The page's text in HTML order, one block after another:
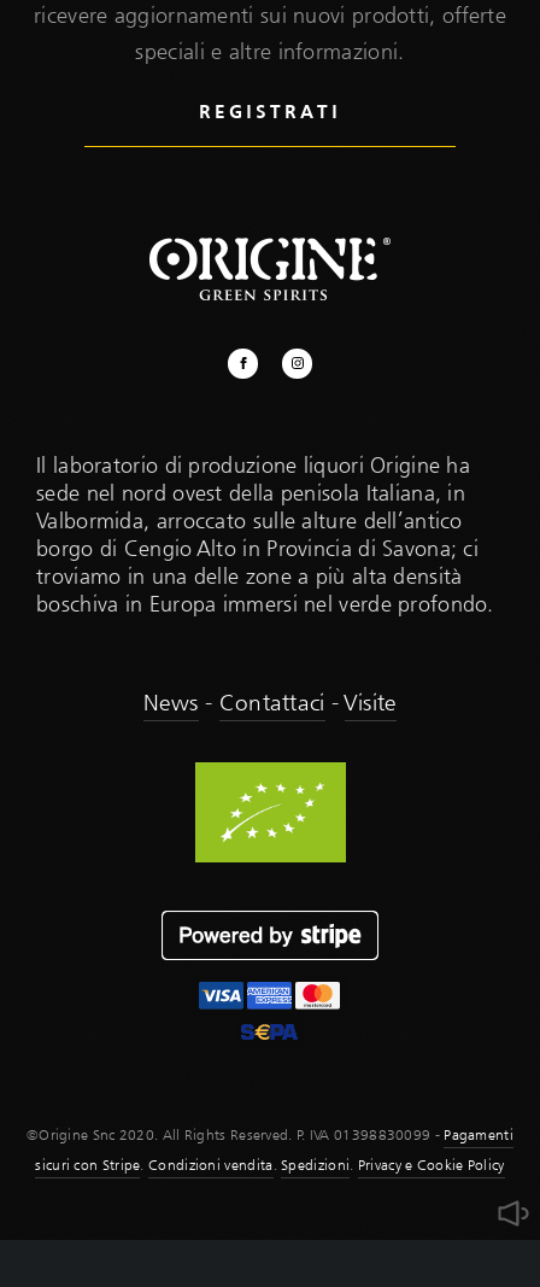
ricevere aggiornamenti sui nuovi prodotti, offerte
speciali e altre informazioni.
Il laboratorio di produzione liquori Origine ha
sede nel nord ovest della penisola Italiana, in
Valbormida, arroccato sulle alture dell’antico
borgo di Cengio Alto in Provincia di Savona; ci
troviamo in una delle zone a più alta densità
boschiva in Europa immersi nel verde profondo.
News - Contattaci -Visite
©Origine Snc 2020. All Rights Reserved. P. IVA 01398830099 - Pagamenti
sicuri con Stripe.Condizioni vendita.Spedizioni. Privacy e Cookie Policy